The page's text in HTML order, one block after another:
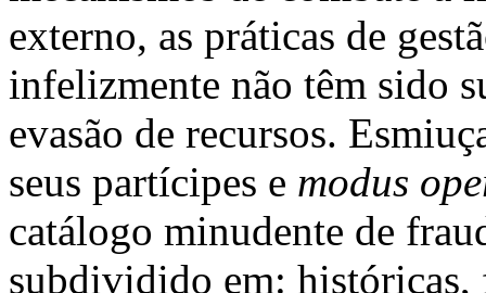
externo, as práticas de
infelizmente não têm sido
evasão de recursos.
seus partícipes e modus
catálogo minudente de
subdividido em: históricas,